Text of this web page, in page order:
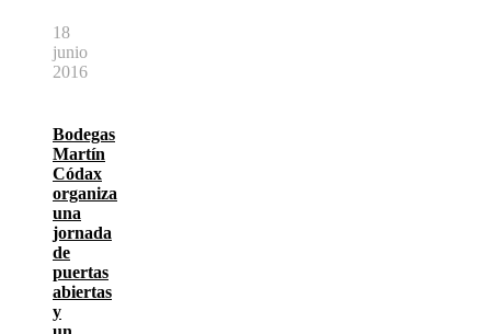
18
junio
2016
Bodegas
Martín
Códax
organiza
una
jornada
de
puertas
abiertas
y